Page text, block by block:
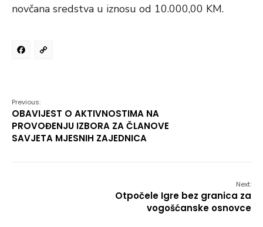
novčana sredstva u iznosu od 10.000,00 KM.
Facebook
Previous:
OBAVIJEST O AKTIVNOSTIMA NA
PROVOĐENJU IZBORA ZA ČLANOVE
SAVJETA MJESNIH ZAJEDNICA
Next:
Otpočele Igre bez granica za
vogošćanske osnovce